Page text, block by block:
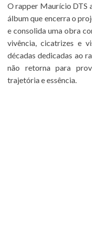
O rapper Maurício DTS
álbum que encerra o
e consolida uma obra
vivência, cicatrizes e
décadas dedicadas ao
não retorna para
trajetória e essência.